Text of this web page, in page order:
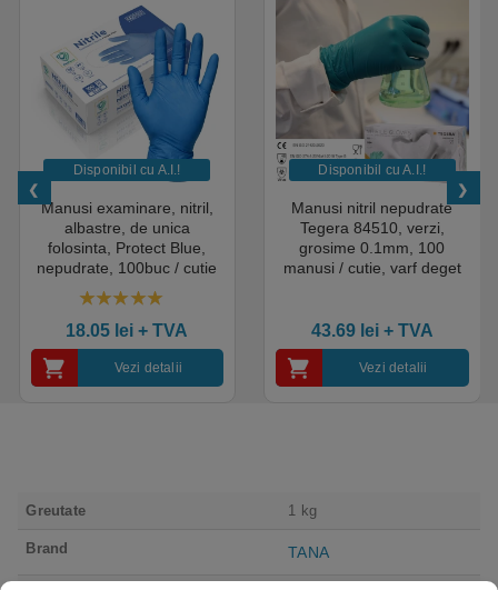
Disponibil cu A.I.​!
Manusi examinare, nitril,
albastre, de unica
folosinta, Protect Blue,
nepudrate, 100buc / cutie
pentru medical, HoReCa,
saloane si domeniul
industrial, calitate premium
18.05 lei + TVA
Vezi detalii
Disponibil cu A.I.​!
Manusi nitril nepudrate
Tegera 84510, verzi,
grosime 0.1mm, 100
manusi / cutie, varf deget
43.69 lei+ TVA
Vezi detalii
Greutate 1 kg
Brand TANA